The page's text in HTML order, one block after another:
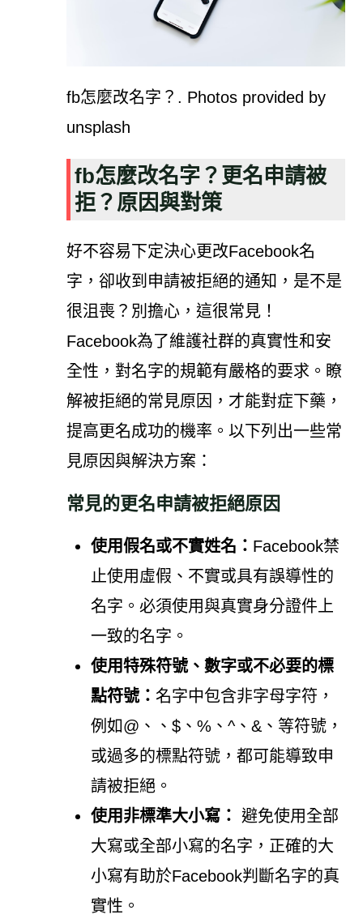
fb怎麼改名字？. Photos provided by
unsplash
fb怎麼改名字？更名申請被
拒？原因與對策
好不容易下定決心更改Facebook名
字，卻收到申請被拒絕的通知，是不是
很沮喪？別擔心，這很常見！
Facebook為了維護社群的真實性和安
全性，對名字的規範有嚴格的要求。瞭
解被拒絕的常見原因，才能對症下藥，
提高更名成功的機率。以下列出一些常
見原因與解決方案：
常見的更名申請被拒絕原因
使用假名或不實姓名： Facebook禁
止使用虛假、不實或具有誤導性的
名字。必須使用與真實身分證件上
一致的名字。
使用特殊符號、數字或不必要的標
點符號： 名字中包含非字母字符，
例如@、、$、%、^、&、等符號，
或過多的標點符號，都可能導致申
請被拒絕。
使用非標準大小寫：
避免使用全部
大寫或全部小寫的名字，正確的大
小寫有助於Facebook判斷名字的真
實性。